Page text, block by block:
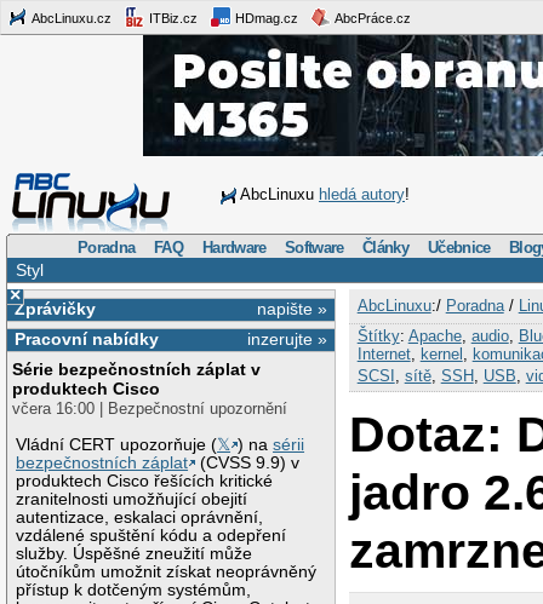
AbcLinuxu.cz ITBiz.cz HDmag.cz AbcPráce.cz
AbcLinuxu hledá autory!
Poradna FAQ Hardware Software Články Učebnice
Styl
×
napište »
Zprávičky
inzerujte »
Pracovní nabídky
Série bezpečnostních záplat v
produktech Cisco
včera 16:00 | Bezpečnostní upozornění
Vládní CERT upozorňuje (𝕏 ) nasérii
bezpečnostních záplat
(CVSS 9.9) v
produktech Cisco řešících kritické
zranitelnosti umožňující obejití
autentizace, eskalaci oprávnění,
vzdálené spuštění kódu a odepření
služby. Úspěšné zneužití může
útočníkům umožnit získat neoprávněný
přístup k dotčeným systémům,
AbcLinuxu:/ Poradna/
Štítky: Apache, audio,
Internet, kernel
SCSI sítě, SSH, USB
Dotaz:
jadro